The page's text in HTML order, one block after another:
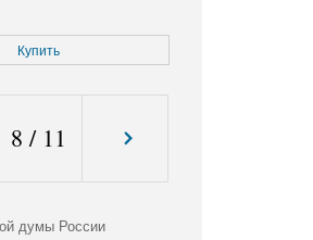
Купить
8 / 11
думы России